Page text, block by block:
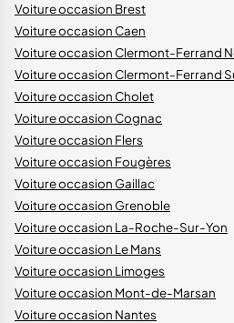
Voiture occasion Brest
Voiture occasion Caen
Voiture occasion Clermont-Ferrand
Voiture occasion Clermont-Ferrand
Voiture occasion Cholet
Voiture occasion Cognac
Voiture occasion Flers
Voiture occasion Fougères
Voiture occasion Gaillac
Voiture occasion Grenoble
Voiture occasion La-Roche-Sur-Yon
Voiture occasion Le Mans
Voiture occasion Limoges
Voiture occasion Mont-de-Marsan
Voiture occasion Nantes